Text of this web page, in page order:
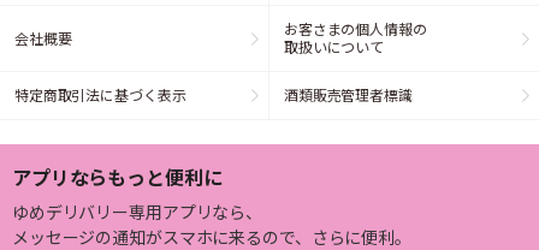
会社概要
お客さまの個人情報の
取扱いについて
特定商取引法に基づく表示 酒類販売管理者標識
アプリならもっと便利に
ゆめデリバリー専用アプリなら、
メッセージの通知がスマホに来るので、さらに便利。